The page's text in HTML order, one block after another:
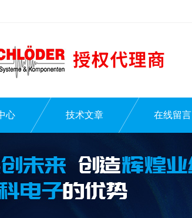
心 技术文章 在线留言